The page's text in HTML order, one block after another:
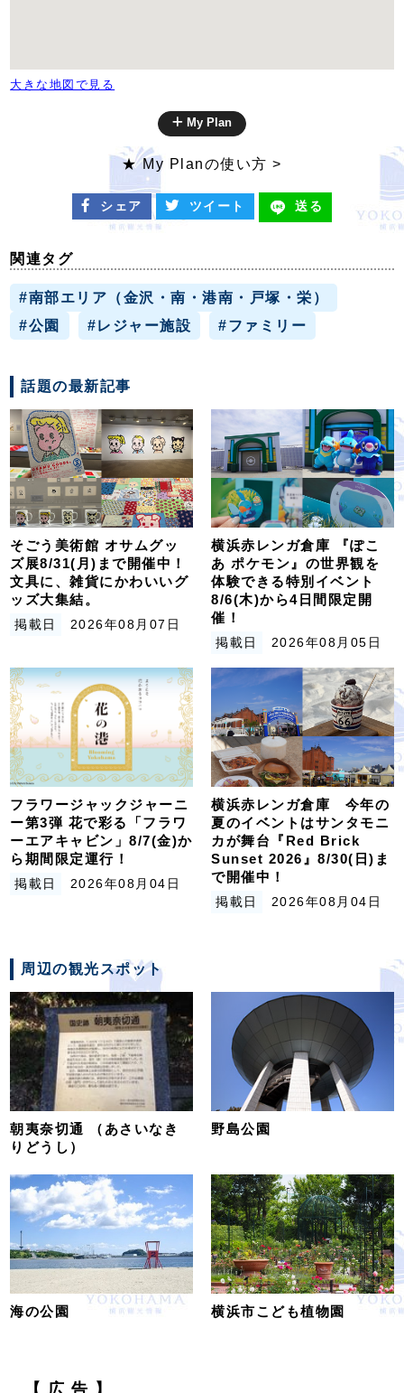
大きな地図で見る
My Plan
★ My Planの使い方 >
シェア ツイート 送る
関連タグ
#南部エリア（金沢・南・港南・戸塚・栄）
#公園
#レジャー施設 #ファミリー
話題の最新記事
そごう美術館 オサムグッ
ズ展8/31(月)まで開催中！
文具に、雑貨にかわいいグ
ッズ大集結。
掲載日 2026年08月07日
横浜赤レンガ倉庫 『ぽこ
あ ポケモン』の世界観を
体験できる特別イベント
8/6(木)から4日間限定開
催！
掲載日 2026年08月05日
フラワージャックジャーニ
ー第3弾 花で彩る「フラワ
ーエアキャビン」8/7(金)か
ら期間限定運行！
掲載日 2026年08月04日
横浜赤レンガ倉庫 今年の
夏のイベントはサンタモニ
カが舞台『Red Brick
Sunset 2026』8/30(日)ま
で開催中！
掲載日 2026年08月04日
周辺の観光スポット
朝夷奈切通 （あさいなき
りどうし）
野島公園
海の公園 横浜市こども植物園
【 広 告 】